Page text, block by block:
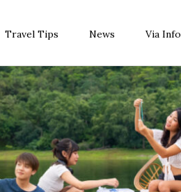
Travel Tips News Via Info